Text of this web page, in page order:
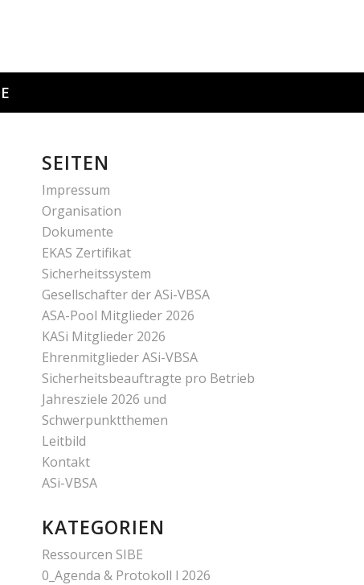
SEITEN
Impressum
Organisation
Dokumente
EKAS Zertifikat
Sicherheitssystem
Gesellschafter der ASi-VBSA
ASA-Pool Mitglieder 2026
KASi Mitglieder 2026
Ehrenmitglieder ASi-VBSA
Sicherheitsbeauftragte pro Betrieb
Jahresziele 2026 und
Schwerpunktthemen
Leitbild
Kontakt
ASi-VBSA
KATEGORIEN
Ressourcen SIBE
0_Agenda & Protokoll l 2026